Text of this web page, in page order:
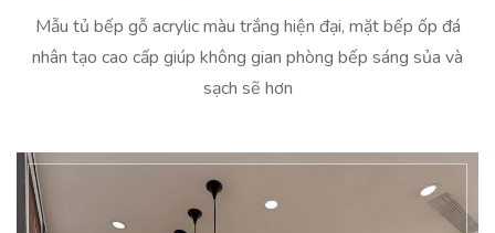
Mẫu tủ bếp gỗ acrylic màu trắng hiện đại, mặt bếp ốp đá
nhân tạo cao cấp giúp không gian phòng bếp sáng sủa và
sạch sẽ hơn